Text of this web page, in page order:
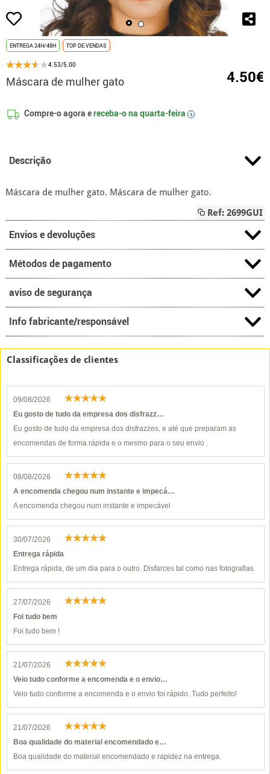
ENTREGA 24H/48H TOP DE VENDAS
4.53/5.00
Máscara de mulher gato 4.50€
Compre-o agora ereceba-o na quarta-feira i
Descrição
Máscara de mulher gato. Máscara de mulher gato.
Ref: 2699GUI
Envios e devoluções
Métodos de pagamento
aviso de segurança
Info fabricante/responsável
Classificações de clientes
09/08/2026
Eu gosto de tudo da empresa dos disfrazz…
Eu gosto de tudo da empresa dos disfrazzes, e até que preparam as
encomendas de forma rápida e o mesmo para o seu envio .
08/08/2026
A encomenda chegou num instante e impecá…
A encomenda chegou num instante e impecável
30/07/2026
Entrega rápida
Entrega rápida, de um dia para o outro. Disfarces tal como nas fotografias
27/07/2026
Foi tudo bem
Foi tudo bem !
21/07/2026
Veio tudo conforme a encomenda e o envio…
Veio tudo conforme a encomenda e o envio foi rápido. Tudo perfeito!
21/07/2026
Boa qualidade do material encomendado e…
Boa qualidade do material encomendado e rapidez na entrega.